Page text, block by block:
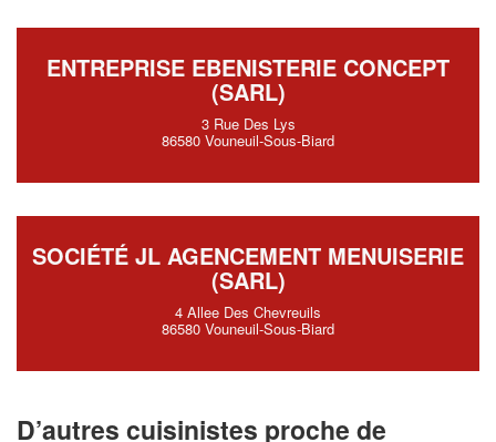
ENTREPRISE EBENISTERIE CONCEPT
(SARL)
3 Rue Des Lys
86580 Vouneuil-Sous-Biard
SOCIÉTÉ JL AGENCEMENT MENUISERIE
(SARL)
4 Allee Des Chevreuils
86580 Vouneuil-Sous-Biard
D’autres cuisinistes proche de